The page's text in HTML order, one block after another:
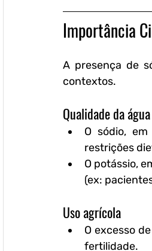
Importância
A presença de
contextos.
Qualidade da
O sódio,
restrições
O potássio,
(ex:
Uso agrícola
O excesso
fertilidade.